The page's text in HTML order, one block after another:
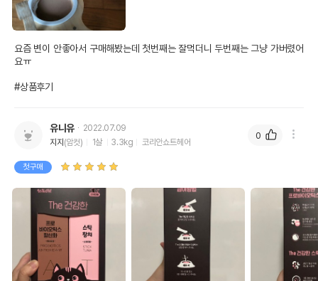
요즘 변이 안좋아서 구매해봤는데 첫번째는 잘먹더니 두번째는 그냥 가버렸어
요ㅠ
#상품후기
유니유
2022.07.09
지지 (암컷) 1살 3.3kg 코리안쇼트헤어
첫구매
0